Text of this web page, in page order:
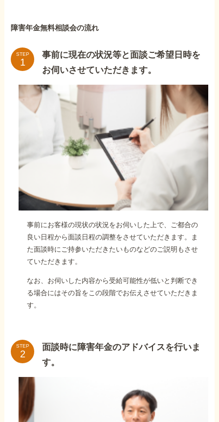
障害年金無料相談会の流れ
STEP
事前に現在の状況等と面談ご希望日時を
お伺いさせていただきます。
事前にお客様の現状の状況をお伺いした上で、ご都合の
良い日程から面談日程の調整をさせていただきます。ま
た面談時にご持参いただきたいものなどのご説明もさせ
ていただきます。
なお、お伺いした内容から受給可能性が低いと判断でき
る場合にはその旨をこの段階でお伝えさせていただきま
す。
STEP
面談時に障害年金のアドバイスを行いま
す。